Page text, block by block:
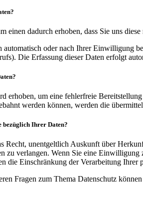
einen dadurch erhoben, dass Sie uns
automatisch oder nach Ihrer Einwilligung
Die Erfassung dieser Daten erfolgt
erhoben, um eine fehlerfreie
werden können, werden die
bezüglich Ihrer Daten?
Recht, unentgeltlich Auskunft über
zu verlangen. Wenn Sie eine
die Einschränkung der Verarbeitung Ihrer
Fragen zum Thema Datenschutz